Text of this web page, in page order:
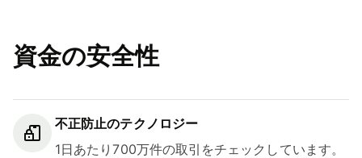
資金の安全性
不正防止のテクノロジー
1日あたり700万件の取引をチェックしています。